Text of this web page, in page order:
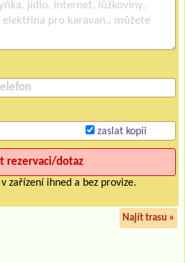
zaslat kopii
zařízení ihned a bez provize.
Najít trasu »